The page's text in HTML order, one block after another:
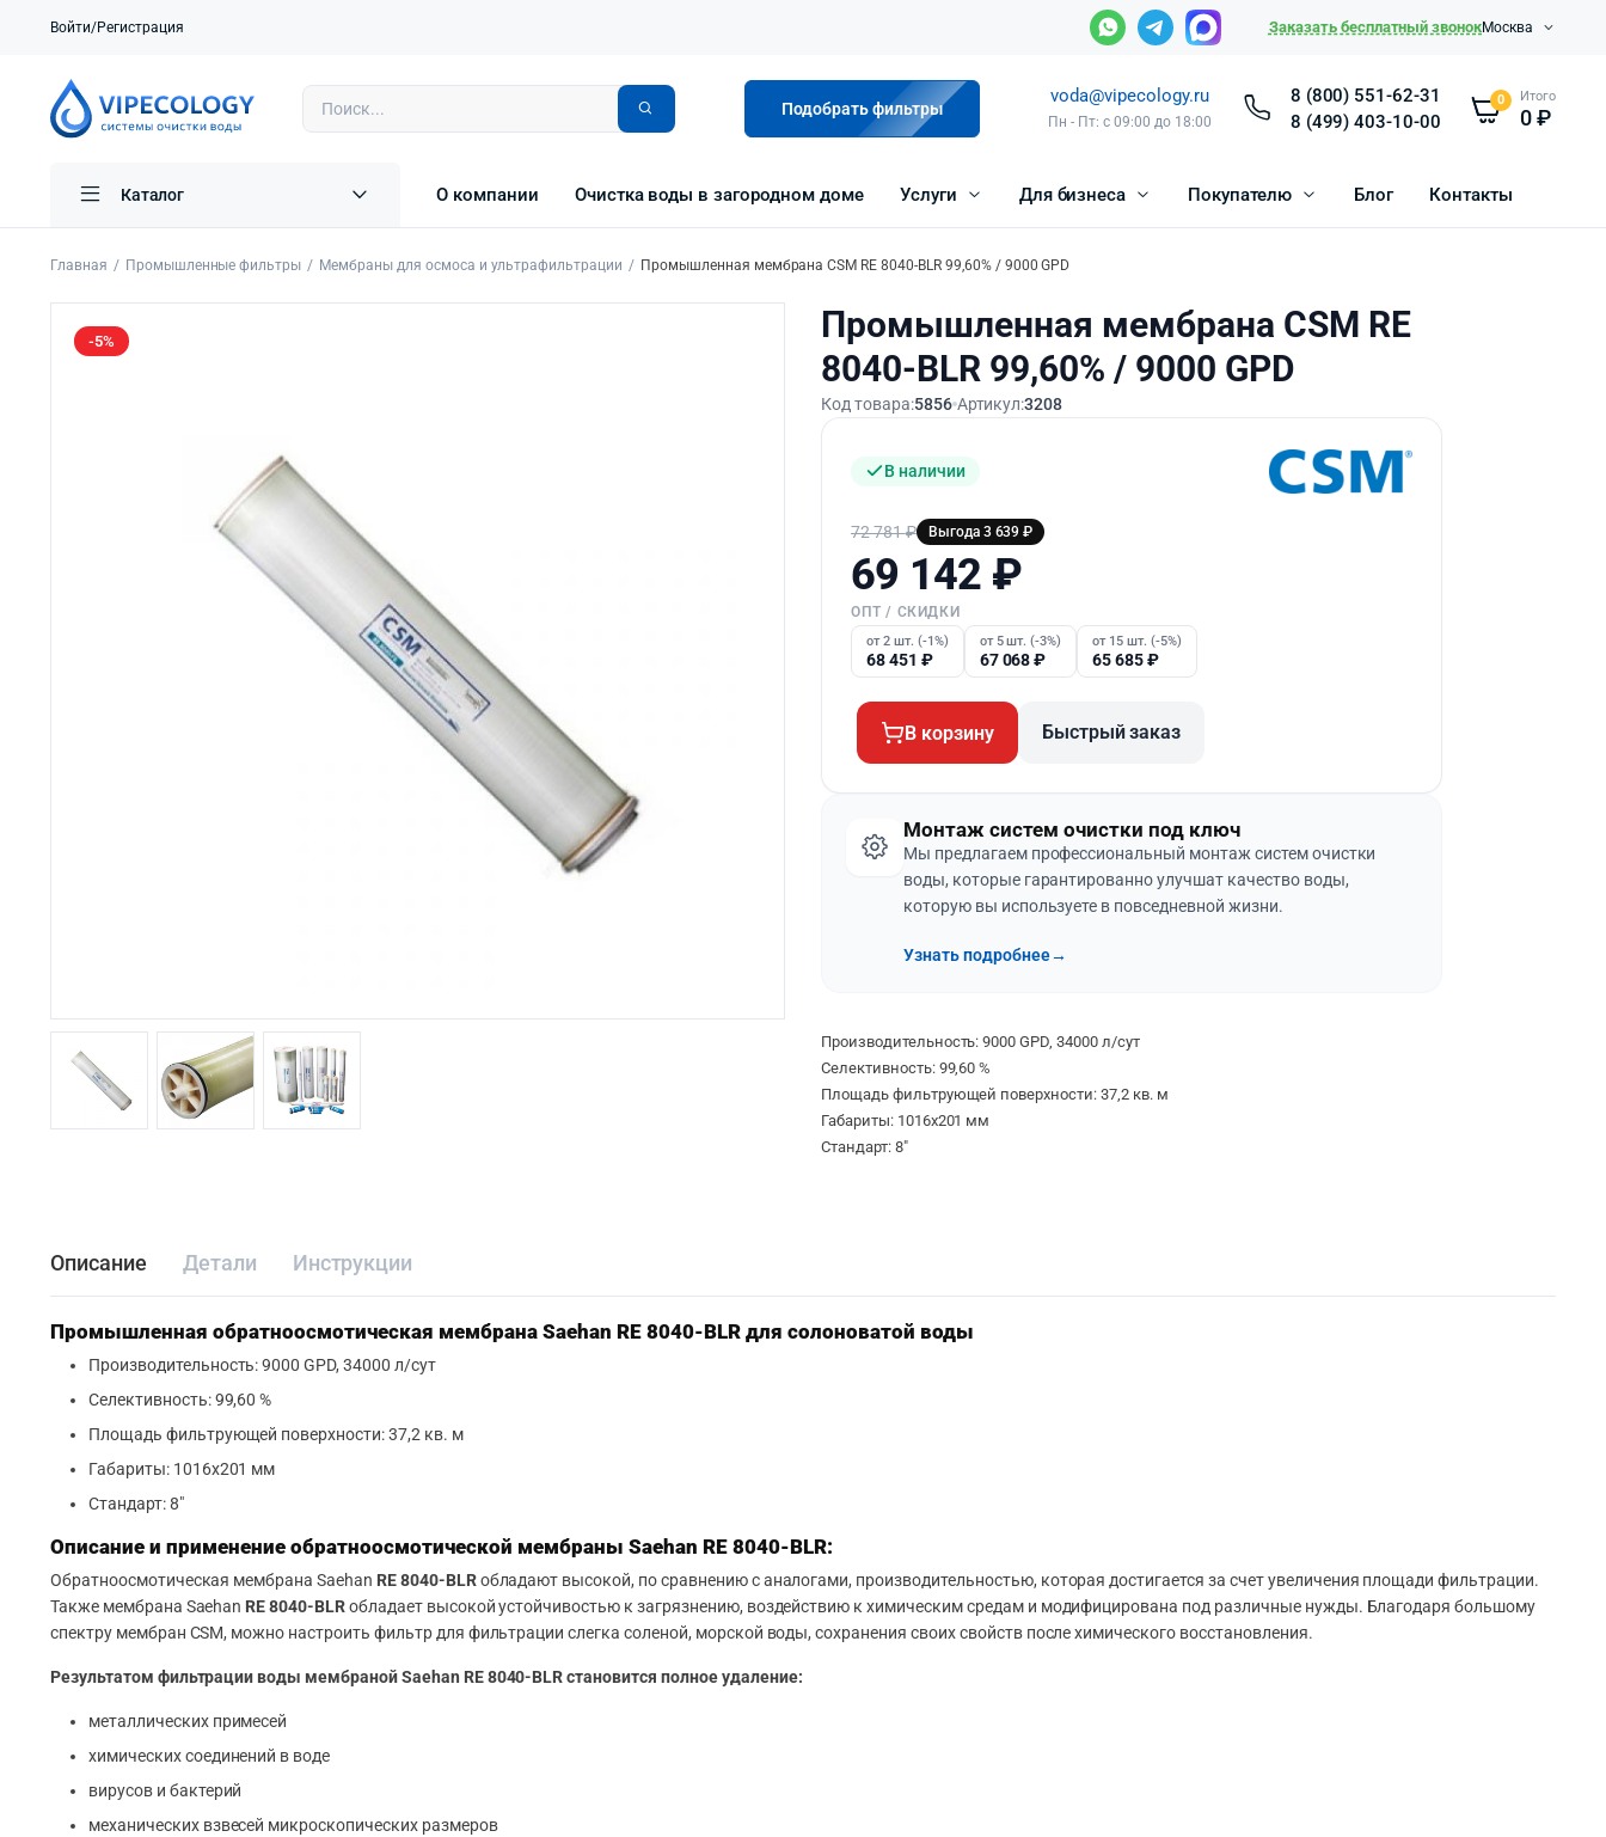
Войти/Регистрация Заказать бесплатный звонокМосква
Подобрать фильтры
voda@vipecology.ru
Пн - Пт: с 09:00 до 18:00
8 (800) 551-62-31
8 (499) 403-10-00
0 Итого
0₽
Каталог О компании Очистка воды в загородном доме Услуги Для бизнеса Покупателю Блог Контакты
Главная Промышленные фильтры Мембраны для осмоса и ультрафильтрации Промышленная мембрана CSM RE 8040-BLR 99,60% / 9000 GPD
-5%
Промышленная мембрана CSM RE
8040-BLR 99,60% / 9000 GPD
Код товара:5856 Артикул:3208
В наличии
72 781₽ Выгода 3 639 ₽
69 142 ₽
ОПТ / СКИДКИ
от 2 шт. (-1%)
68 451 ₽
от 5 шт. (-3%)
67 068₽
от 15 шт. (-5%)
65 685₽
В корзину Быстрый заказ
Монтаж систем очистки под ключ
Мы предлагаем профессиональный монтаж систем очистки
воды, которые гарантированно улучшат качество воды,
которую вы используете в повседневной жизни.
Узнать подробнее→
Производительность: 9000 GPD, 34000 л/сут
Селективность: 99,60 %
Площадь фильтрующей поверхности: 37,2 кв. м
Габариты: 1016х201 мм
Стандарт: 8″
Описание Детали Инструкции
Промышленная обратноосмотическая мембрана Saehan RE 8040-BLR для солоноватой воды
Производительность: 9000 GPD, 34000 л/сут
Селективность: 99,60 %
Площадь фильтрующей поверхности: 37,2 кв. м
Габариты: 1016х201 мм
Стандарт: 8″
Описание и применение обратноосмотической мембраны Saehan RE 8040-BLR:
Обратноосмотическая мембрана Saehan RE 8040-BLRобладают высокой, по сравнению с аналогами, производительностью, которая достигается за счет увеличения площади фильтрации.
Также мембрана Saehan RE 8040-BLRобладает высокой устойчивостью к загрязнению, воздействию к химическим средам и модифицирована под различные нужды. Благодаря большому
спектру мембран CSM, можно настроить фильтр для фильтрации слегка соленой, морской воды, сохранения своих свойств после химического восстановления.
Результатом фильтрации воды мембраной Saehan RE 8040-BLR становится полное удаление:
металлических примесей
химических соединений в воде
вирусов и бактерий
механических взвесей микроскопических размеров